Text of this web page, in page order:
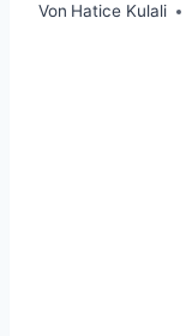
Von Hatice Kulali